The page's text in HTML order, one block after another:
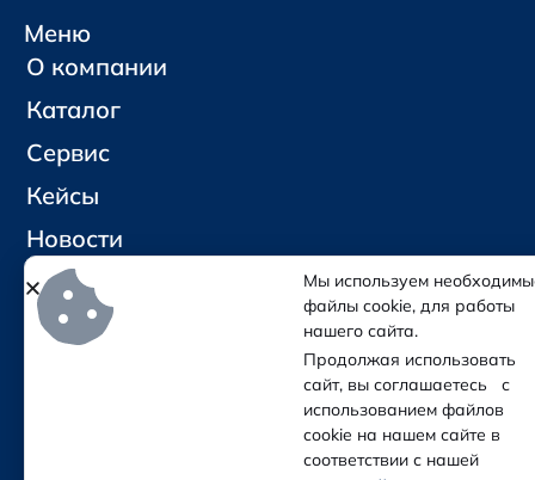
Меню
О компании
Каталог
Сервис
Кейсы
Новости
Контакты
Социальные сети и контакты
Мы используем
файлы cookie, для работы
нашего сайта.
Продолжая использовать
сайт, вы соглашаетесь с
использованием файлов
cookie на нашем сайте в
соответствии с нашей